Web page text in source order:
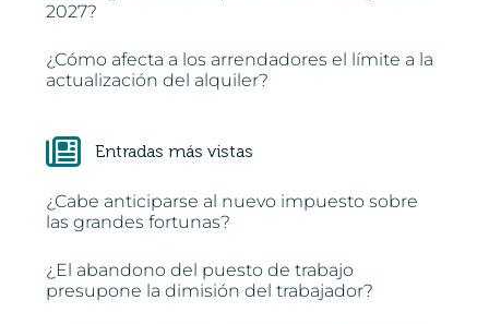
2027?
¿Cómo afecta a los arrendadores el límite a la
actualización del alquiler?
Entradas más vistas
¿Cabe anticiparse al nuevo impuesto sobre
las grandes fortunas?
¿El abandono del puesto de trabajo
presupone la dimisión del trabajador?